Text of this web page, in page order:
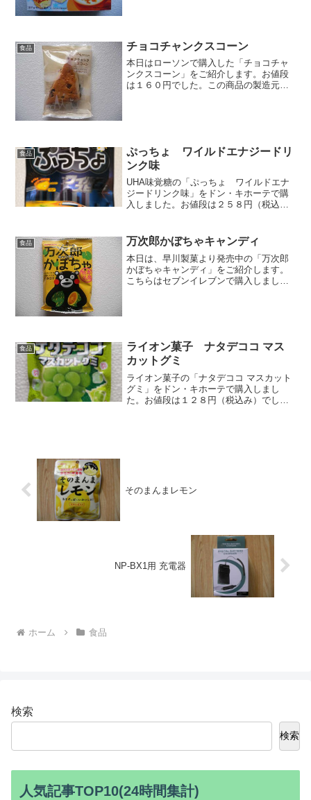
食品 チョコチャンクスコーン
本日はローソンで購入した「チョコチャ
ンクスコーン」をご紹介します。お値段
は１６０円でした。この商品の製造元は
食品
ぷっちょ ワイルドエナジードリ
ンク味
UHA味覚糖の「ぷっちょ ワイルドエナ
ジードリンク味」をドン・キホーテで購
入しました。お値段は２５８円（税込
ね。ワイルドスピードとのコラボから勝
手に刺激的な味をイメージ...
食品 万次郎かぼちゃキャンディ
本日は、早川製菓より発売中の「万次郎
かぼちゃキャンディ」をご紹介します。
こちらはセブンイレブンで購入しまし
食品
ライオン菓子 ナタデココ マス
カットグミ
ライオン菓子の「ナタデココ マスカット
グミ」をドン・キホーテで購入しまし
た。お値段は１２８円（税込み）でし
そのまんまレモン
NP-BX1用 充電器
ホーム 食品
検索
検索
人気記事TOP10(24時間集計)